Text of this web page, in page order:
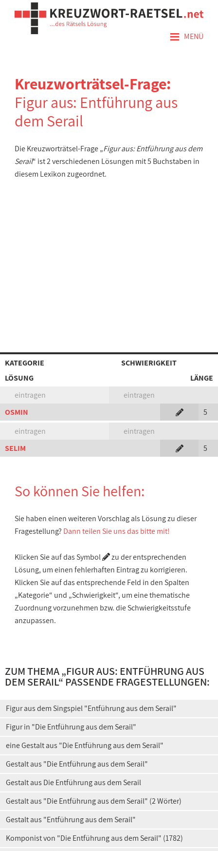
≡ MENÜ
Kreuzworträtsel-Frage:
Figur aus: Entführung aus
dem Serail
Die Kreuzworträtsel-Frage „Figur aus: Entführung aus dem
Serail“ ist 2 verschiedenen Lösungen mit 5 Buchstaben in
diesem Lexikon zugeordnet.
KATEGORIE
SCHWIERIGKEIT
LÖSUNG
LÄNGE
eintragen
eintragen
OSMIN
5
eintragen
eintragen
SELIM
5
So können Sie helfen:
Sie haben einen weiteren Vorschlag als Lösung zu dieser
Fragestellung? Dann teilen Sie uns das bitte mit!
Klicken Sie auf das Symbol
zu der entsprechenden
Lösung, um einen fehlerhaften Eintrag zu korrigieren.
Klicken Sie auf das entsprechende Feld in den Spalten
„Kategorie“ und „Schwierigkeit“, um eine thematische
Zuordnung vorzunehmen bzw. die Schwierigkeitsstufe
anzupassen.
ZUM THEMA „FIGUR AUS: ENTFÜHRUNG AUS
DEM SERAIL“ PASSENDE FRAGESTELLUNGEN:
Figur aus dem Singspiel "Entführung aus dem Serail"
Figur in "Die Entführung aus dem Serail"
eine Gestalt aus "Die Entführung aus dem Serail"
Gestalt aus "Die Entführung aus dem Serail"
Gestalt aus Die Entführung aus dem Serail
Gestalt aus "Die Entführung aus dem Serail" (2 Wörter)
Gestalt aus "Entführung aus dem Serail"
Komponist von "Die Entführung aus dem Serail" (1782)